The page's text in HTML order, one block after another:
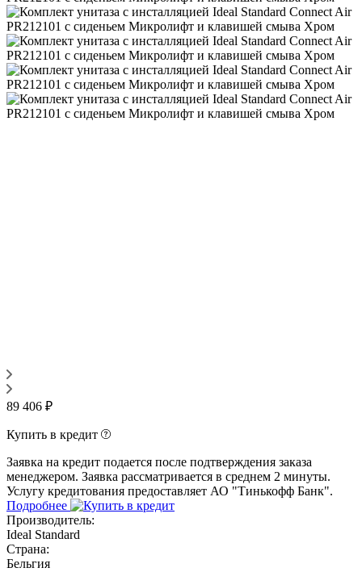
89 406 ₽
Купить в кредит
Заявка на кредит подается после подтверждения заказа
менеджером. Заявка рассматривается в среднем 2 минуты.
Услугу кредитования предоставляет АО "Тинькофф Банк".
Подробнее
Производитель:
Ideal Standard
Страна:
Бельгия